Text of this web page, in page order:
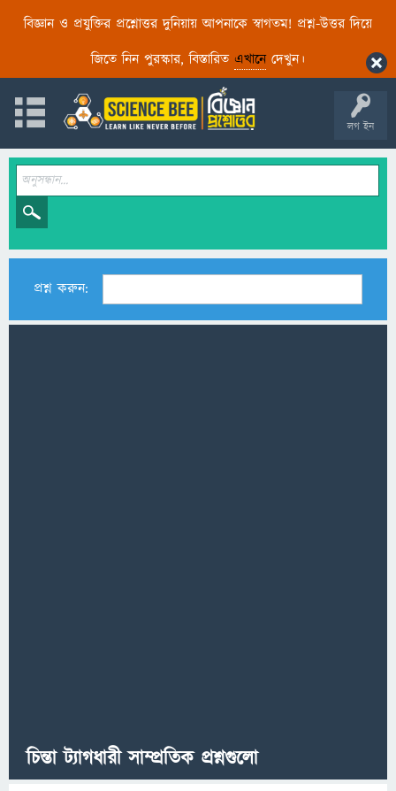
বিজ্ঞান ও প্রযুক্তির প্রশ্নোত্তর দুনিয়ায় আপনাকে স্বাগতম! প্রশ্ন-উত্তর দিয়ে
জিতে নিন পুরস্কার, বিস্তারিত এখানেদেখুন।
লগ ইন
প্রশ্ন করুন:
চিন্তা ট্যাগধারী সাম্প্রতিক প্রশ্নগুলো